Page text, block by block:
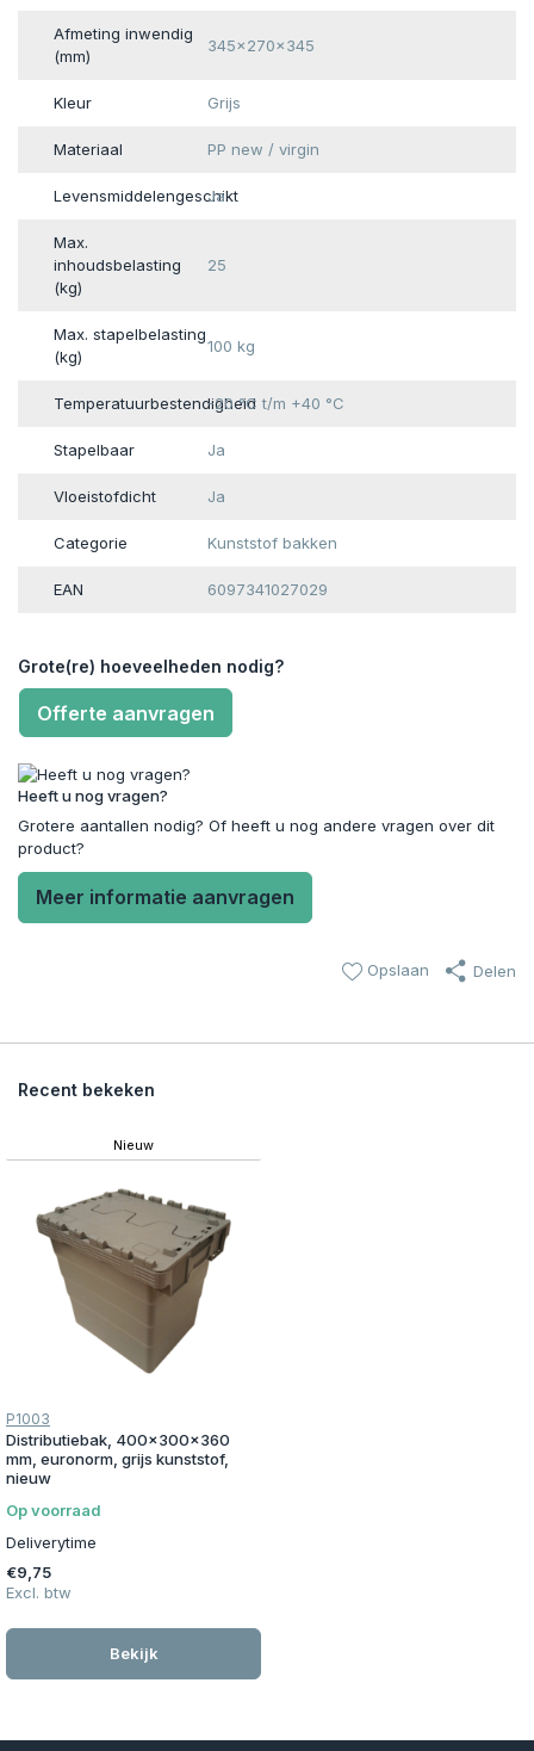
Afmeting inwendig
(mm)
345x270x345
Kleur Grijs
Materiaal PP new / virgin
Levensmiddelengeschikt
Ja
Max.
inhoudsbelasting
(kg)
25
Max. stapelbelasting
(kg)
100 kg
Temperatuurbestendigheid-20 °C t/m +40 °C
Stapelbaar Ja
Vloeistofdicht Ja
Categorie Kunststof bakken
EAN 6097341027029
Grote(re) hoeveelheden nodig?
Offerte aanvragen
Heeft u nog vragen?
Grotere aantallen nodig? Of heeft u nog andere vragen over dit
product?
Meer informatie aanvragen
Opslaan Delen
Recent bekeken
Nieuw
P1003
Distributiebak, 400x300x360
mm, euronorm, grijs kunststof,
nieuw
Op voorraad
Deliverytime
€9,75
Excl. btw
Bekijk